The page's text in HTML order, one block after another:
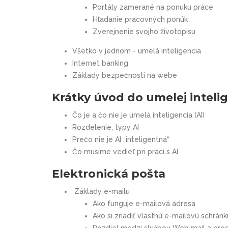
Portály zamerané na ponuku práce
Hľadanie pracovných ponúk
Zverejnenie svojho životopisu
Všetko v jednom - umelá inteligencia
Internet banking
Základy bezpečnosti na webe
Krátky úvod do umelej
Čo je a čo nie je umelá inteligencia (AI)
Rozdelenie, typy AI
Prečo nie je AI „inteligentná“
Čo musíme vedieť pri práci s AI
Elektronická pošta
Základy e-mailu
Ako funguje e-mailová adresa
Ako si zriadiť vlastnú e-mailovú